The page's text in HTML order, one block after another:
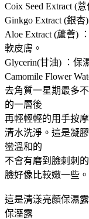
Coix Seed Extract (
Ginkgo Extract (銀
Aloe Extract (蘆薈)
軟皮膚。
Glycerin(甘油) ：保
Camomile Flower
去角質一星期最多
的一層後
再輕輕輕的用手按
清水洗淨。這是凝
蠻溫和的
不會有磨到臉刺刺
臉好像比較嫩一些。
這是清漾亮顏保濕
保溼露